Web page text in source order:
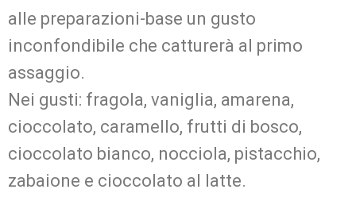
alle preparazioni-base un gusto
inconfondibile che catturerà al primo
assaggio.
Nei gusti: fragola, vaniglia, amarena,
cioccolato, caramello, frutti di bosco,
cioccolato bianco, nocciola, pistacchio,
zabaione e cioccolato al latte.